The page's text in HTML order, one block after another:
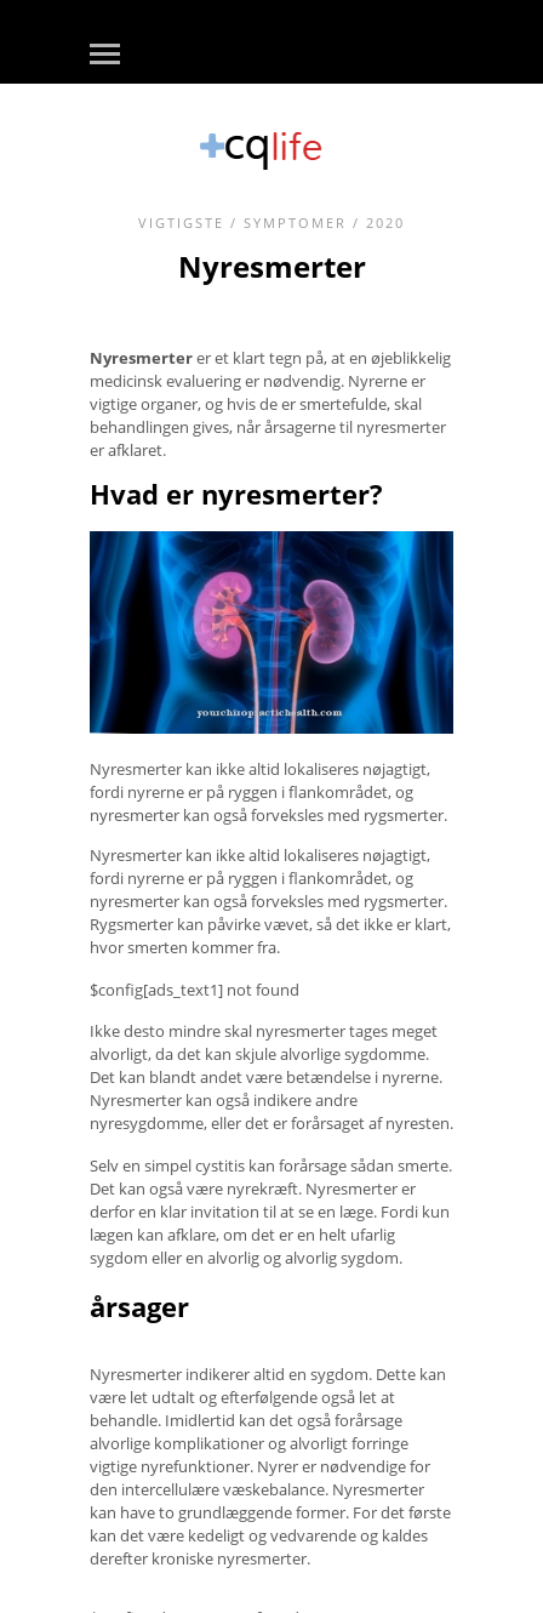
VIGTIGSTE / SYMPTOMER / 2020
Nyresmerter
Nyresmerterer et klart tegn på, at en øjeblikkelig
medicinsk evaluering er nødvendig. Nyrerne er
vigtige organer, og hvis de er smertefulde, skal
behandlingen gives, når årsagerne til nyresmerter
er afklaret.
Hvad er nyresmerter?
Nyresmerter kan ikke altid lokaliseres nøjagtigt,
fordi nyrerne er på ryggen i flankområdet, og
nyresmerter kan også forveksles med rygsmerter.
Nyresmerter kan ikke altid lokaliseres nøjagtigt,
fordi nyrerne er på ryggen i flankområdet, og
nyresmerter kan også forveksles med rygsmerter.
Rygsmerter kan påvirke vævet, så det ikke er klart,
hvor smerten kommer fra.
$config[ads_text1] not found
Ikke desto mindre skal nyresmerter tages meget
alvorligt, da det kan skjule alvorlige sygdomme.
Det kan blandt andet være betændelse i nyrerne.
Nyresmerter kan også indikere andre
nyresygdomme, eller det er forårsaget af nyresten.
Selv en simpel cystitis kan forårsage sådan smerte.
Det kan også være nyrekræft. Nyresmerter er
derfor en klar invitation til at se en læge. Fordi kun
lægen kan afklare, om det er en helt ufarlig
sygdom eller en alvorlig og alvorlig sygdom.
årsager
Nyresmerter indikerer altid en sygdom. Dette kan
være let udtalt og efterfølgende også let at
behandle. Imidlertid kan det også forårsage
alvorlige komplikationer og alvorligt forringe
vigtige nyrefunktioner. Nyrer er nødvendige for
den intercellulære væskebalance. Nyresmerter
kan have to grundlæggende former. For det første
kan det være kedeligt og vedvarende og kaldes
derefter kroniske nyresmerter.